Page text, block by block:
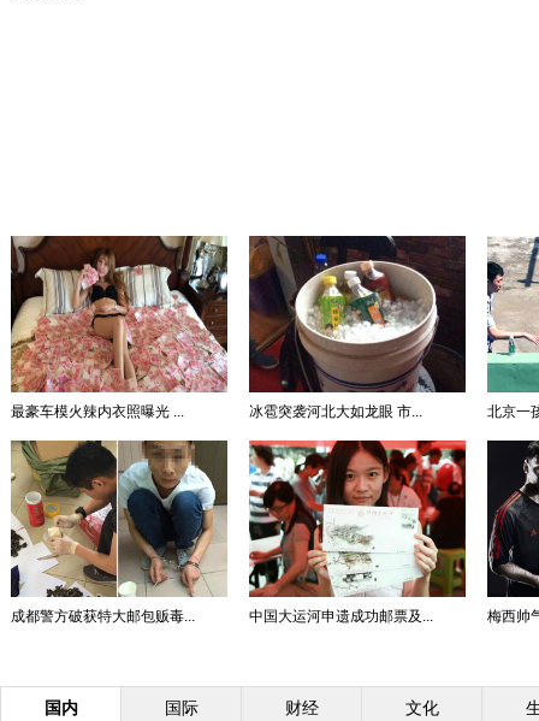
最豪车模火辣内衣照曝光 ... 冰雹突袭河北大如龙眼 市... 北京一
成都警方破获特大邮包贩毒... 中国大运河申遗成功邮票及... 梅西帅
国内 国际 财经 文化